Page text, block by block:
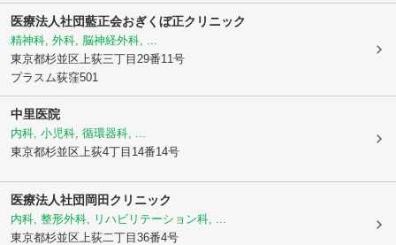
医療法人社団藍正会おぎくぼ正クリニック
精神科, 外科, 脳神経外科, ...
東京都杉並区 上荻三丁目29番11号
プラスム荻窪501
中里医院
内科, 小児科, 循環器科, ...
東京都杉並区 上荻4丁目14番14号
医療法人社団岡田クリニック
内科, 整形外科, リハビリテーション科, ...
東京都杉並区 上荻二丁目36番4号